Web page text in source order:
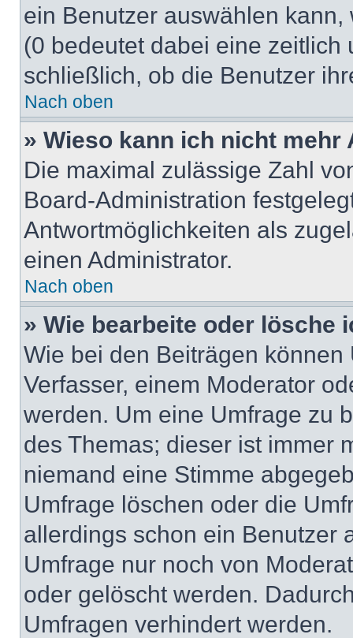
ein Benutzer auswählen
(0 bedeutet dabei eine
schließlich, ob die Benutzer
Nach oben
» Wieso kann ich nicht
Die maximal zulässige Zahl
Board-Administration
Antwortmöglichkeiten als
einen Administrator.
Nach oben
» Wie bearbeite oder lösche
Wie bei den Beiträgen
Verfasser, einem Moderator
werden. Um eine Umfrage zu
des Themas; dieser ist immer
niemand eine Stimme
Umfrage löschen oder die
allerdings schon ein Benutzer
Umfrage nur noch von
oder gelöscht werden.
Umfragen verhindert werden.